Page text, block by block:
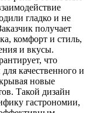
гладко и не
получает
комфорт и стиль,
и вкусы.
что
качественного и
новые
Такой дизайн
гастрономии,